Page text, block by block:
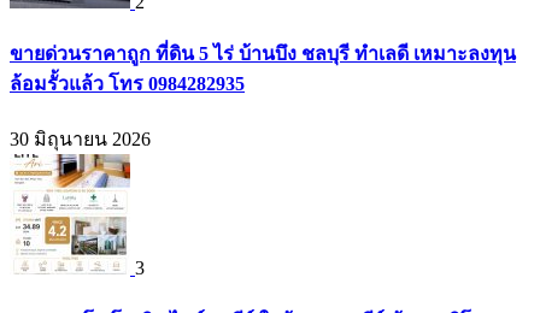
ขายด่วนราคาถูก ที่ดิน 5 ไร่ บ้านบึง ชลบุรี ทำเลดี เหมาะลงทุน
ล้อมรั้วแล้ว โทร 0984282935
30 มิถุนายน 2026
3